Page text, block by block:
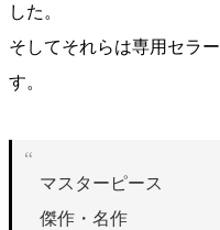
した。
そしてそれらは専用セラ
す。
マスターピース
傑作・名作